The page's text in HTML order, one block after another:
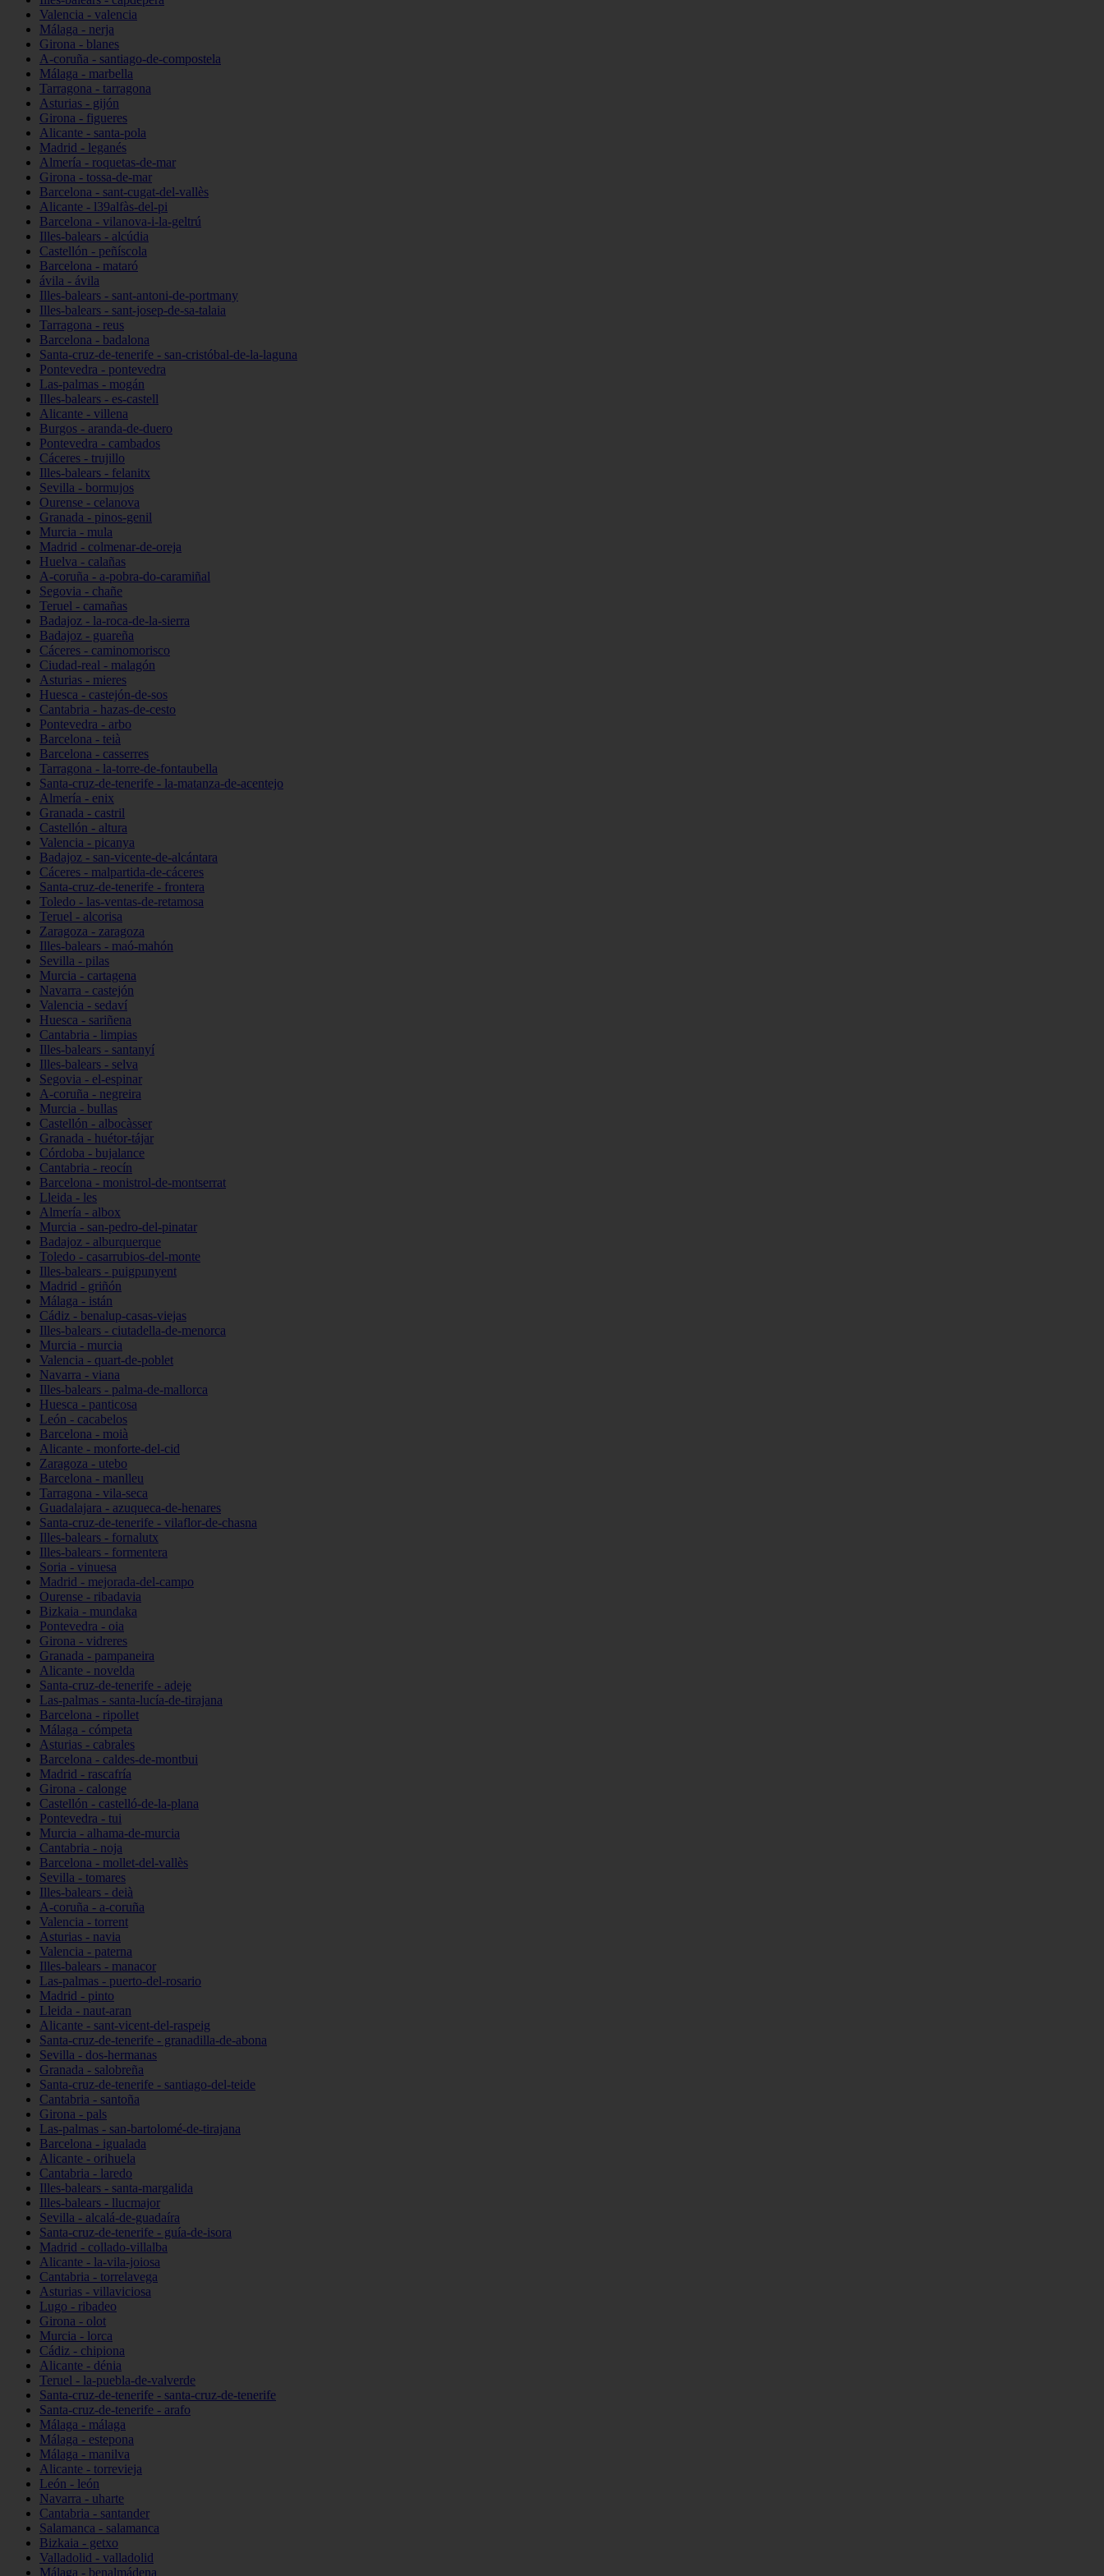
Valencia - valencia
Málaga - nerja
Girona - blanes
A-coruña - santiago-de-compostela
Málaga - marbella
Tarragona - tarragona
Asturias - gijón
Girona - figueres
Alicante - santa-pola
Madrid - leganés
Almería - roquetas-de-mar
Girona - tossa-de-mar
Barcelona - sant-cugat-del-vallès
Alicante - l39alfàs-del-pi
Barcelona - vilanova-i-la-geltrú
Illes-balears - alcúdia
Castellón - peñíscola
Barcelona - mataró
ávila - ávila
Illes-balears - sant-antoni-de-portmany
Illes-balears - sant-josep-de-sa-talaia
Tarragona - reus
Barcelona - badalona
Santa-cruz-de-tenerife - san-cristóbal-de-la-laguna
Pontevedra - pontevedra
Las-palmas - mogán
Illes-balears - es-castell
Alicante - villena
Burgos - aranda-de-duero
Pontevedra - cambados
Cáceres - trujillo
Illes-balears - felanitx
Sevilla - bormujos
Ourense - celanova
Granada - pinos-genil
Murcia - mula
Madrid - colmenar-de-oreja
Huelva - calañas
A-coruña - a-pobra-do-caramiñal
Segovia - chañe
Teruel - camañas
Badajoz - la-roca-de-la-sierra
Badajoz - guareña
Cáceres - caminomorisco
Ciudad-real - malagón
Asturias - mieres
Huesca - castejón-de-sos
Cantabria - hazas-de-cesto
Pontevedra - arbo
Barcelona - teià
Barcelona - casserres
Tarragona - la-torre-de-fontaubella
Santa-cruz-de-tenerife - la-matanza-de-acentejo
Almería - enix
Granada - castril
Castellón - altura
Valencia - picanya
Badajoz - san-vicente-de-alcántara
Cáceres - malpartida-de-cáceres
Santa-cruz-de-tenerife - frontera
Toledo - las-ventas-de-retamosa
Teruel - alcorisa
Zaragoza - zaragoza
Illes-balears - maó-mahón
Sevilla - pilas
Murcia - cartagena
Navarra - castejón
Valencia - sedaví
Huesca - sariñena
Cantabria - limpias
Illes-balears - santanyí
Illes-balears - selva
Segovia - el-espinar
A-coruña - negreira
Murcia - bullas
Castellón - albocàsser
Granada - huétor-tájar
Córdoba - bujalance
Cantabria - reocín
Barcelona - monistrol-de-montserrat
Lleida - les
Almería - albox
Murcia - san-pedro-del-pinatar
Badajoz - alburquerque
Toledo - casarrubios-del-monte
Illes-balears - puigpunyent
Madrid - griñón
Málaga - istán
Cádiz - benalup-casas-viejas
Illes-balears - ciutadella-de-menorca
Murcia - murcia
Valencia - quart-de-poblet
Navarra - viana
Illes-balears - palma-de-mallorca
Huesca - panticosa
León - cacabelos
Barcelona - moià
Alicante - monforte-del-cid
Zaragoza - utebo
Barcelona - manlleu
Tarragona - vila-seca
Guadalajara - azuqueca-de-henares
Santa-cruz-de-tenerife - vilaflor-de-chasna
Illes-balears - fornalutx
Illes-balears - formentera
Soria - vinuesa
Madrid - mejorada-del-campo
Ourense - ribadavia
Bizkaia - mundaka
Pontevedra - oia
Girona - vidreres
Granada - pampaneira
Alicante - novelda
Santa-cruz-de-tenerife - adeje
Las-palmas - santa-lucía-de-tirajana
Barcelona - ripollet
Málaga - cómpeta
Asturias - cabrales
Barcelona - caldes-de-montbui
Madrid - rascafría
Girona - calonge
Castellón - castelló-de-la-plana
Pontevedra - tui
Murcia - alhama-de-murcia
Cantabria - noja
Barcelona - mollet-del-vallès
Sevilla - tomares
Illes-balears - deià
A-coruña - a-coruña
Valencia - torrent
Asturias - navia
Valencia - paterna
Illes-balears - manacor
Las-palmas - puerto-del-rosario
Madrid - pinto
Lleida - naut-aran
Alicante - sant-vicent-del-raspeig
Santa-cruz-de-tenerife - granadilla-de-abona
Sevilla - dos-hermanas
Granada - salobreña
Santa-cruz-de-tenerife - santiago-del-teide
Cantabria - santoña
Girona - pals
Las-palmas - san-bartolomé-de-tirajana
Barcelona - igualada
Alicante - orihuela
Cantabria - laredo
Illes-balears - santa-margalida
Illes-balears - llucmajor
Sevilla - alcalá-de-guadaíra
Santa-cruz-de-tenerife - guía-de-isora
Madrid - collado-villalba
Alicante - la-vila-joiosa
Cantabria - torrelavega
Asturias - villaviciosa
Lugo - ribadeo
Girona - olot
Murcia - lorca
Cádiz - chipiona
Alicante - dénia
Teruel - la-puebla-de-valverde
Santa-cruz-de-tenerife - santa-cruz-de-tenerife
Santa-cruz-de-tenerife - arafo
Málaga - málaga
Málaga - estepona
Málaga - manilva
Alicante - torrevieja
León - león
Navarra - uharte
Cantabria - santander
Salamanca - salamanca
Bizkaia - getxo
Valladolid - valladolid
Málaga - benalmádena